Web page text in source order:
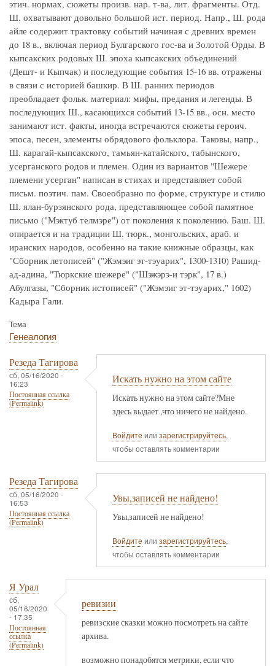
этич. нормах, сюжеты произв. нар. т-ва, лит. фрагменты. Отд.
Ш. охватывают довольно большой ист. период. Напр., Ш. рода
айле содержит трактовку событий начиная с древних времен
до 18 в., включая период Булгарского гос-ва и Золотой Орды. В
кыпсакских родовых Ш. эпоха кыпсакских объединений
(Дешт- и Кыпчак) и последующие события 15-16 вв. отражены
в связи с историей башкир. В Ш. ранних периодов
преобладает фольк. материал: мифы, предания и легенды. В
последующих Ш., касающихся событий 13-15 вв., осн. место
занимают ист. факты, иногда встречаются сюжеты героич.
эпоса, песен, элементы обрядового фольклора. Таковы, напр.,
Ш. карагай-кыпсакского, тамьян-катайского, табынского,
усерганского родов и племен. Один из вариантов "Шежере
племени усерган" написан в стихах и представляет собой
письм. поэтич. пам. Своеобразно по форме, структуре и стилю
Ш. ялан-бурзянского рода, представляющее собой памятное
письмо ("Мэктyб телмэре") от поколения к поколению. Баш. Ш.
опирается и на традиции Ш. тюрк., монгольских, араб. и
иранских народов, особенно на такие книжные образцы, как
"Сборник летописей" ("Жэмэиг эт-тэуарих", 1300-1310) Рашид-
ад-адина, "Тюркские шежере" ("Шэжэрэ-и тэрк", 17 в.)
Абулгазы, "Сборник истописей" ("Жэмэиг эт-тэуарих," 1602)
Кадыра Гали.
Тема
Генеалогия
Резеда Тагирова
сб, 05/16/2020 -
16:23
Постоянная ссылка
(Permalink)
Искать нужно на этом сайте
Искать нужно на этом сайте?Мне
здесь выдает ,что ничего не найдено.
Войдите или зарегистрируйтесь,
чтобы оставлять комментарии
Резеда Тагирова
сб, 05/16/2020 -
16:53
Постоянная ссылка
(Permalink)
Увы,записей не найдено!
Увы,записей не найдено!
Войдите или зарегистрируйтесь,
чтобы оставлять комментарии
Я Урал
сб,
05/16/2020
- 17:35
Постоянная
ссылка
(Permalink)
ревизии
ревизские сказки можно посмотреть на сайте
архива.
возможно понадобятся метрики, если что